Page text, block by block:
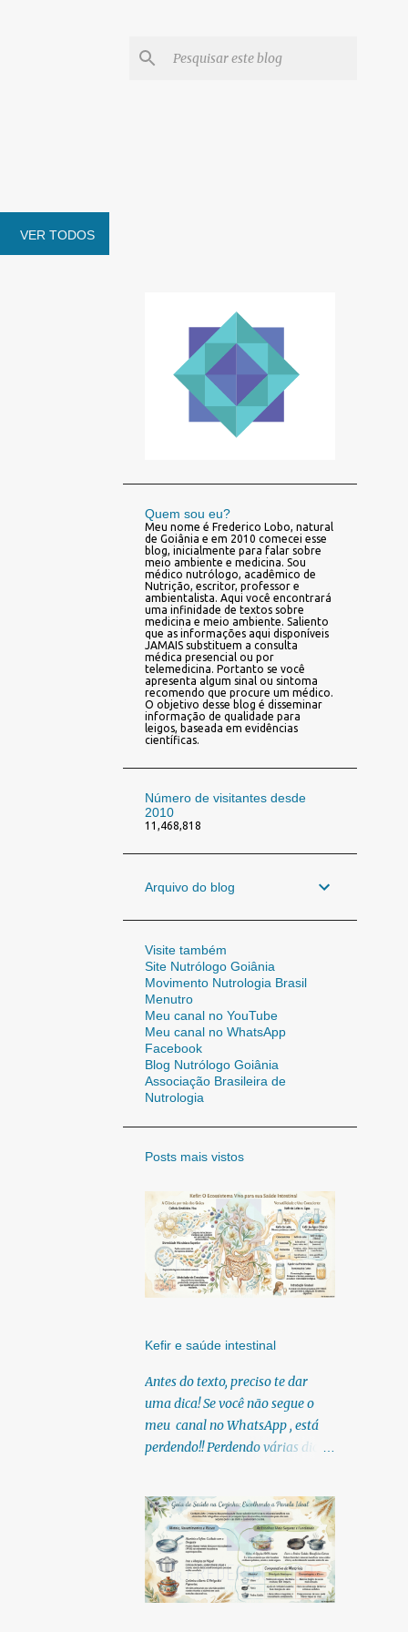
VER TODOS
Quem sou eu?
Meu nome é Frederico Lobo, natural
de Goiânia e em 2010 comecei esse
blog, inicialmente para falar sobre
meio ambiente e medicina. Sou
médico nutrólogo, acadêmico de
Nutrição, escritor, professor e
ambientalista. Aqui você encontrará
uma infinidade de textos sobre
medicina e meio ambiente. Saliento
que as informações aqui disponíveis
JAMAIS substituem a consulta
médica presencial ou por
telemedicina. Portanto se você
apresenta algum sinal ou sintoma
recomendo que procure um médico.
O objetivo desse blog é disseminar
informação de qualidade para
leigos, baseada em evidências
científicas.
Número de visitantes desde
2010
11,468,818
Arquivo do blog
Visite também
Site Nutrólogo Goiânia
Movimento Nutrologia Brasil
Menutro
Meu canal no YouTube
Meu canal no WhatsApp
Facebook
Blog Nutrólogo Goiânia
Associação Brasileira de
Nutrologia
Posts mais vistos
Kefir e saúde intestinal
Antes do texto, preciso te dar
uma dica! Se você não segue o
meu canal no WhatsApp , está
perdendo!! Perdendo várias dicas,
infográficos, o link para
download dos meus e-books.
Para acessar clique no link:
https://whatsapp.com/channel/0
029Vb6U4AqKgsNzkBhubA40